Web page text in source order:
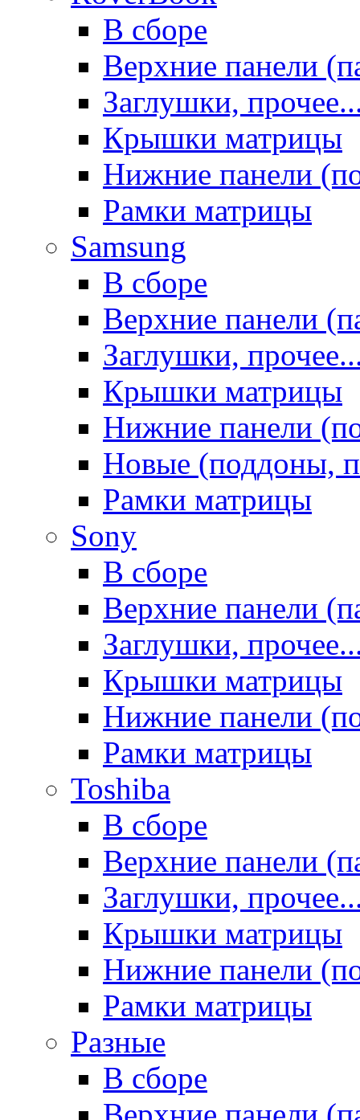
В сборе
Верхние панели
Заглушки,
Крышки матрицы
Нижние панели
Рамки матрицы
Samsung
В сборе
Верхние панели
Заглушки,
Крышки матрицы
Нижние панели
Новые (поддоны,
Рамки матрицы
Sony
В сборе
Верхние панели
Заглушки,
Крышки матрицы
Нижние панели
Рамки матрицы
Toshiba
В сборе
Верхние панели
Заглушки,
Крышки матрицы
Нижние панели
Рамки матрицы
Разные
В сборе